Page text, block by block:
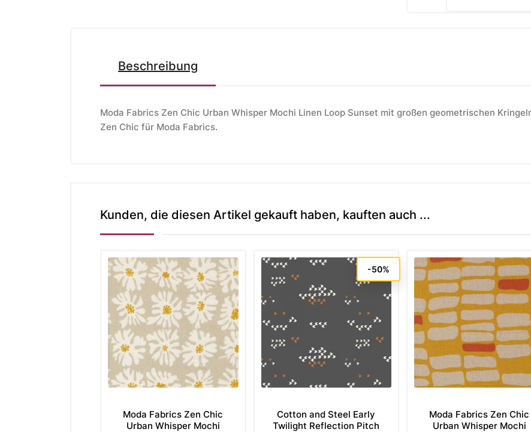
Beschreibung
Moda Fabrics Zen Chic Urban Whisper Mochi Linen Loop Sunset mit großen geometrischen
Zen Chic für Moda Fabrics.
Kunden, die diesen Artikel gekauft haben, kauften auch ...
Moda Fabrics Zen Chic
Urban Whisper Mochi
Cotton and Steel Early
Twilight Reflection Pitch
-50%
Moda Fabrics Zen Chic
Urban Whisper Mochi